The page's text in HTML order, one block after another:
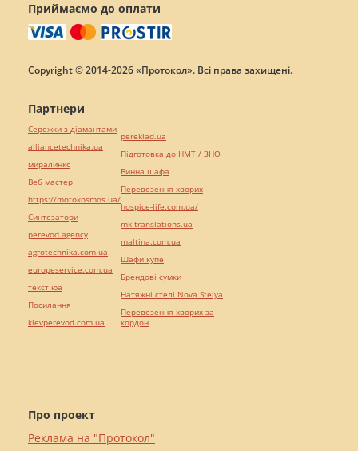
Приймаємо до оплати
Copyright © 2014-2026 «Протокол». Всі права захищені.
Про проект
Реклама на "Протокол"
Партнери
Сережки з діамантами
alliancetechnika.ua
миралинкс
Веб мастер
https://motokosmos.ua/
Синтезатори
perevod.agency
agrotechnika.com.ua
europeservice.com.ua
текст юа
Посилання
kievperevod.com.ua
pereklad.ua
Підготовка до НМТ / ЗНО
Винна шафа
Перевезення хворих
hospice-life.com.ua/
mk-translations.ua
maltina.com.ua
Шафи купе
Брендові сумки
Натяжні стелі Nova Stelya
Перевезення хворих за
кордон